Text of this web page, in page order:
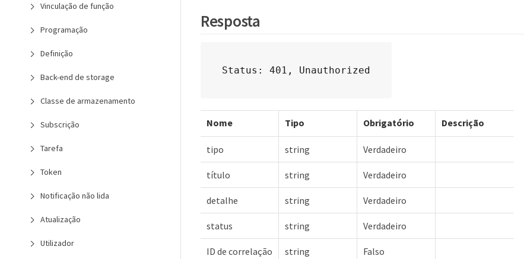
Vinculação de função
Programação
Definição
Back-end de storage
Classe de armazenamento
Subscrição
Tarefa
Token
Notificação não lida
Atualização
Utilizador
Resposta
Status: 401, Unauthorized
Nome Tipo Obrigatório Descrição
tipo string Verdadeiro
título string Verdadeiro
detalhe string Verdadeiro
status string Verdadeiro
ID de correlação string Falso